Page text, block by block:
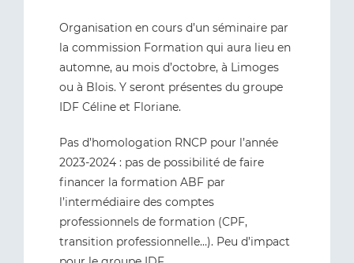
Organisation en cours d’un séminaire par
la commission Formation qui aura lieu en
automne, au mois d’octobre, à Limoges
ou à Blois. Y seront présentes du groupe
IDF Céline et Floriane.
Pas d’homologation RNCP pour l’année
2023-2024 : pas de possibilité de faire
financer la formation ABF par
l’intermédiaire des comptes
professionnels de formation (CPF,
transition professionnelle…). Peu d’impact